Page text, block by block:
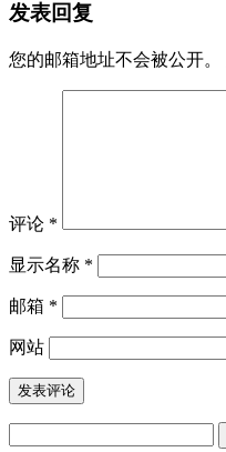
发表回复
您的邮箱地址不会被公开。
评论 *
显示名称 *
邮箱 *
网站